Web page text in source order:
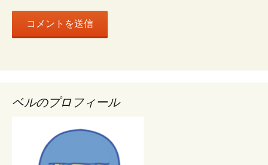
ベルのプロフィール